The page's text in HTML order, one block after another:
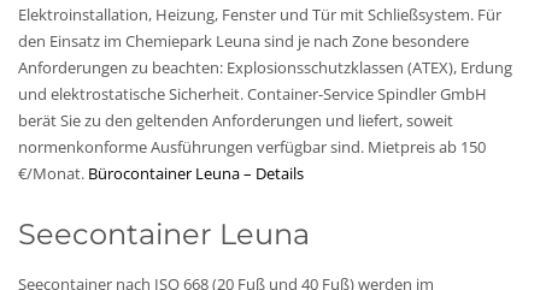
Elektroinstallation, Heizung, Fenster und Tür mit Schließsystem. Für
den Einsatz im Chemiepark Leuna sind je nach Zone besondere
Anforderungen zu beachten: Explosionsschutzklassen (ATEX), Erdung
und elektrostatische Sicherheit. Container-Service Spindler GmbH
berät Sie zu den geltenden Anforderungen und liefert, soweit
normenkonforme Ausführungen verfügbar sind. Mietpreis ab 150
€/Monat. Bürocontainer Leuna – Details
Seecontainer Leuna
Seecontainer nach ISO 668 (20 Fuß und 40 Fuß) werden im